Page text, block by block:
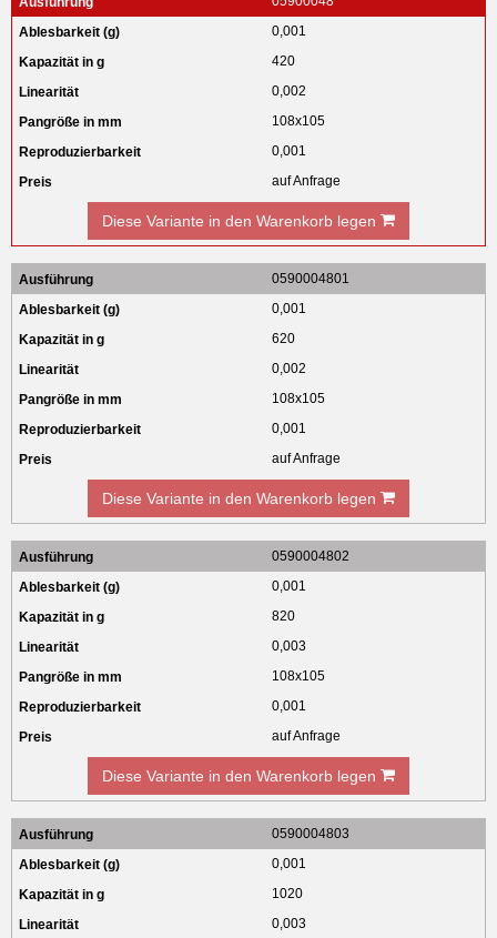
0,001
420
0,002
108x105
0,001
auf Anfrage
Diese Variante in den Warenkorb legen
0590004801
0,001
620
0,002
108x105
0,001
auf Anfrage
Diese Variante in den Warenkorb legen
0590004802
0,001
820
0,003
108x105
0,001
auf Anfrage
Diese Variante in den Warenkorb legen
0590004803
0,001
1020
0,003